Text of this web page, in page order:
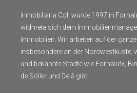
Inmobiliaria Coll wurde 1997 in
widmete sich dem
Immobilien. Wir arbeiten auf der
insbesondere an der Nordwestküste,
und bekannte Städte wie Fornalutx,
de Sóller und Deià gibt.